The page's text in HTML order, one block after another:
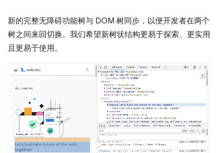
新的完整无障碍功能树与 DOM 树同步，以便开发者在两个
树之间来回切换。我们希望新树状结构更易于探索、更实用
且更易于使用。